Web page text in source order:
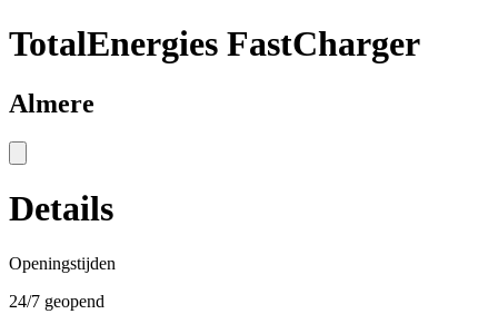
TotalEnergies FastCharger
Almere
Details
Openingstijden
24/7 geopend